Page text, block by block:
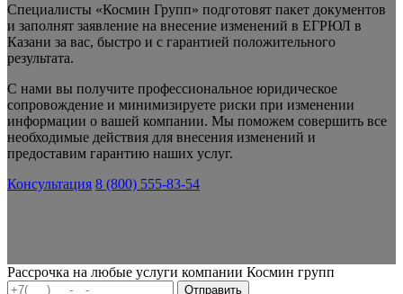
Специалисты «Космин Групп» подготовят пакет документов
и заполнят заявление на внесение изменений в ЕГРЮЛ в
Казани за вас, быстро и с гарантией положительного
результата.
С нами вы получите профессиональное юридическое
сопровождение и минимизируете риски при изменении
информации о вашей компании. Мы поможем совершить все
необходимые действия для внесения изменений и
предоставим гарантию наших услуг.
Консультация 8 (800) 555-83-54
Рассрочка на любые услуги компании Космин групп